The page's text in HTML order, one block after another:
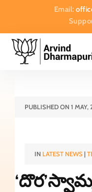
Email:
PUBLISHED ON 1 MAY,
IN LATEST NEWS|